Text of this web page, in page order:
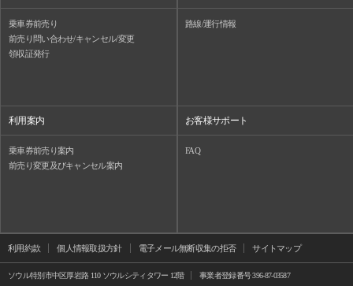
乗車券前売り
前売り問い合わせ/キャンセル/変更
領収証発行
路線/運行情報
利用案内
乗車券前売り案内
前売り変更及びキャンセル案内
お客様サポート
FAQ
利用約款 個人情報取扱方針 電子メール無断収集の拒否 サイトマップ
ソウル特別市中区厚岩路 110 ソウルシティタワー 12階
事業者登録番号 396-87-03587